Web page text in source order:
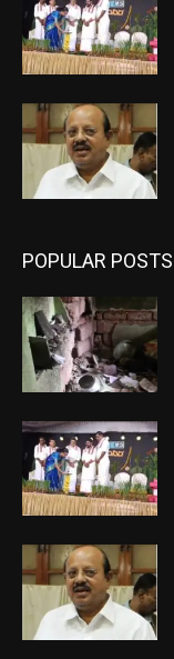
POPULAR POSTS